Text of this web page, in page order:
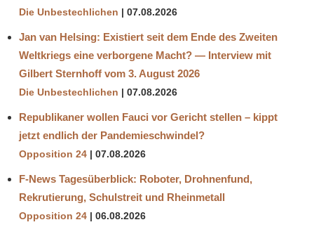
Die Unbestechlichen 07.08.2026
Jan van Helsing: Existiert seit dem Ende des Zweiten
Weltkriegs eine verborgene Macht? — Interview mit
Gilbert Sternhoff vom 3. August 2026
Die Unbestechlichen 07.08.2026
Republikaner wollen Fauci vor Gericht stellen – kippt
jetzt endlich der Pandemieschwindel?
Opposition 24 07.08.2026
F-News Tagesüberblick: Roboter, Drohnenfund,
Rekrutierung, Schulstreit und Rheinmetall
Opposition 24 06.08.2026